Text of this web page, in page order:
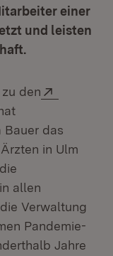
einer
und leisten
den
in neuem
Bauer das
in Ulm
allen
Verwaltung
Pandemie-
Jahre